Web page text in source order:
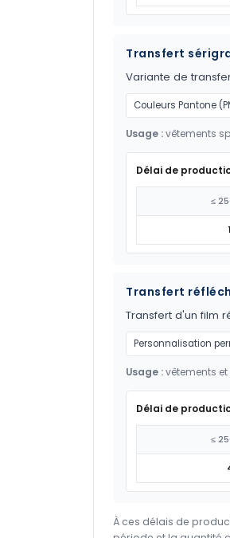
Transfert
Variante de
Couleurs Pantone
Usage :vêtements
Délai de
≤
Transfert
Transfert d'un film
Personnalisation
Usage :vêtements et
Délai de
≤
À ces délais de